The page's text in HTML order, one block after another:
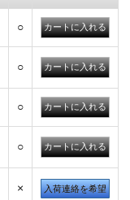
○
○
○
○
× 入荷連絡を希望